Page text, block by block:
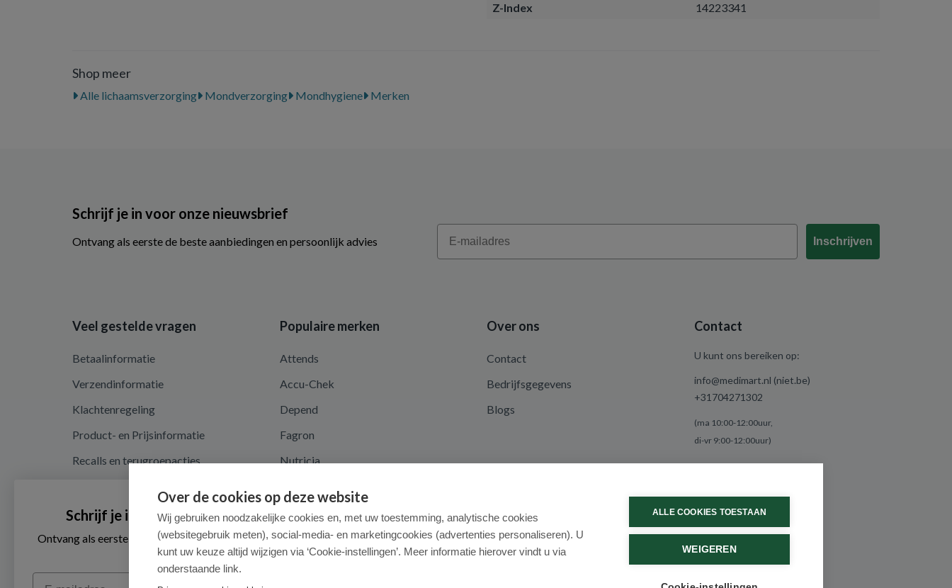
Z-Index
14223341
Shop meer
Alle lichaamsverzorging Mondverzorging Mondhygiene Merken
Schrijf je in voor onze nieuwsbrief
Ontvang als eerste de beste aanbiedingen en persoonlijk advies
Email
Inschrijven
Veel gestelde vragen
Betaalinformatie
Verzendinformatie
Klachtenregeling
Product- en Prijsinformatie
Recalls en terugroepacties
Privacy en cookieverklaring
Cookieverklaring
Populaire merken
Attends
Accu-Chek
Depend
Fagron
Nutricia
Over ons
Contact
Bedrijfsgegevens
Blogs
Contact
U kunt ons bereiken op:
info@medimart.nl (niet.be)
+31704271302
(ma 10:00-12:00uur,
di-vr 9:00-12:00uur)
Over de cookies op deze website
Wij gebruiken noodzakelijke cookies en, met uw toestemming, analytische cookies
(websitegebruik meten), social-media- en marketingcookies (advertenties personaliseren). U
kunt uw keuze altijd wijzigen via ‘Cookie-instellingen’. Meer informatie hierover vindt u via
onderstaande link.
ALLE COOKIES TOESTAAN
WEIGEREN
Schrijf je in voor onze nieuwsbrief
Ontvang als eerste de beste aanbiedingen en persoonlijk
advies
Email